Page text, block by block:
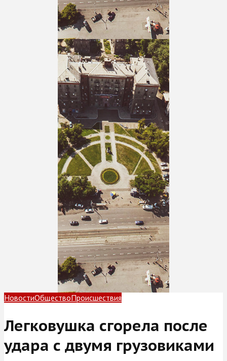
НовостиОбществоПроисшествия
Легковушка сгорела после
удара с двумя грузовиками